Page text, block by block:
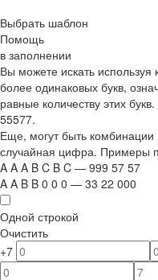
Выбрать шаблон
Помощь
в заполнении
Вы можете искать
более одинаковых букв,
равные количеству этих
55577.
Еще, могут быть
случайная цифра. Примеры
A A A B C B C — 999 57 57
A A B B 0 0 0 — 33 22 000
Одной строкой
Очистить
+7